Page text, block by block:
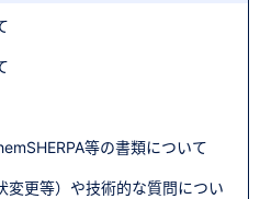
等の書類について
変更等）や技術的な質問につい